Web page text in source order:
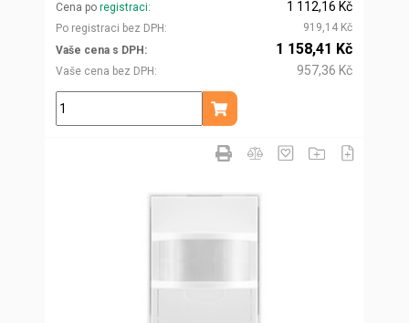
Cena po registraci
Po registraci bez DPH
1 112,16 Kč
919,14 Kč
Vaše cena s DPH
Vaše cena bez DPH
1 158,41 Kč
957,36 Kč
ks
Přidat do košíku